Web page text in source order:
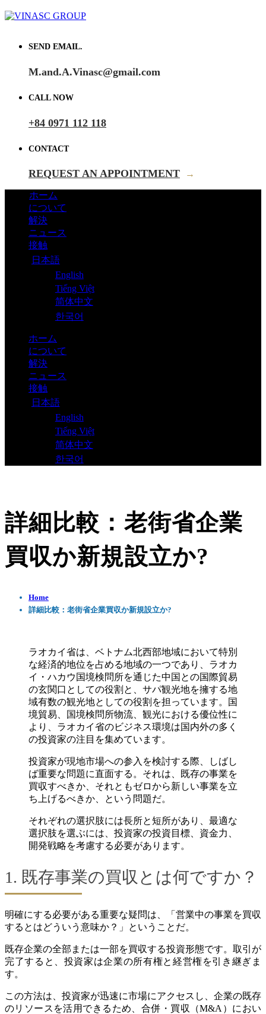
SEND EMAIL.
M.and.A.Vinasc@gmail.com
CALL NOW
+84 0971 112 118
CONTACT
REQUEST AN APPOINTMENT →
ホーム
について
解決
ニュース
接触
日本語
English
Tiếng Việt
简体中文
한국어
ホーム
について
解決
ニュース
接触
日本語
English
Tiếng Việt
简体中文
한국어
詳細比較：老街省企業
買収か新規設立か?
Home
詳細比較：老街省企業買収か新規設立か?
ラオカイ省は、ベトナム北西部地域において特別
な経済的地位を占める地域の一つであり、ラオカ
イ・ハカウ国境検問所を通じた中国との国際貿易
の玄関口としての役割と、サパ観光地を擁する地
域有数の観光地としての役割を担っています。国
境貿易、国境検問所物流、観光における優位性に
より、ラオカイ省のビジネス環境は国内外の多く
の投資家の注目を集めています。
投資家が現地市場への参入を検討する際、しばし
ば重要な問題に直面する。それは、既存の事業を
買収すべきか、それともゼロから新しい事業を立
ち上げるべきか、という問題だ。
それぞれの選択肢には長所と短所があり、最適な
選択肢を選ぶには、投資家の投資目標、資金力、
開発戦略を考慮する必要があります。
1. 既存事業の買収とは何ですか？
明確にする必要がある重要な疑問は、「営業中の事業を買収
するとはどういう意味か？」ということだ。
既存企業の全部または一部を買収する投資形態です。取引が
完了すると、投資家は企業の所有権と経営権を引き継ぎま
す。
この方法は、投資家が迅速に市場にアクセスし、企業の既存
のリソースを活用できるため、合併・買収（M&A）におい